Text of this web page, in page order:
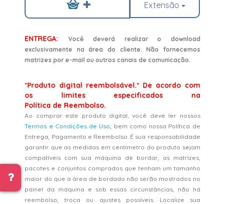
Extensão
ENTREGA:
Você deverá realizar o download
exclusivamente na área do cliente. Não fornecemos
matrizes por e-mail ou outros canais de comunicação.
*Produto digital reembolsável.* De acordo com
os limites especificados na
Política de Reembolso.
Ao comprar este produto digital, você deve ler nossos
Termos e Condições de Uso, bem como nossa Política de
Entrega, Pagamento e Reembolso. É sua responsabilidade
garantir que as medidas em centímetro do produto sejam
compatíveis com sua máquina de bordar, as matrizes,
pacotes e conjuntos comprados que tenham um tamanho
maior do que a área de bordado não serão mostrados no
painel da máquina e sob essas circunstâncias, não há
reembolso, troca ou ajustes possíveis. Localize sua